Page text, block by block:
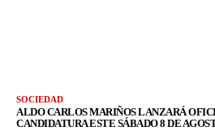
SOCIEDAD
ALDO CARLOS MARIÑOS LANZARÁ
CANDIDATURA ESTE SÁBADO 8 DE